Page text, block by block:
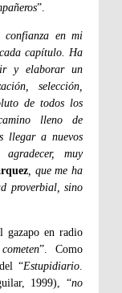
”.
en mi
capítulo. Ha
y elaborar un
selección,
de todos los
lleno de
llegar a nuevos
muy
, que me ha
proverbial, sino
gazapo en radio
”. Como
“Estupidiario.
1999), “no